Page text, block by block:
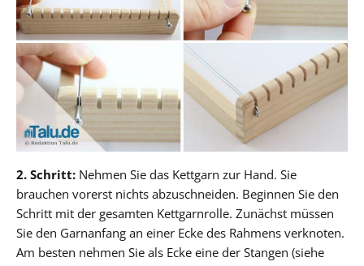
2. Schritt: Nehmen Sie das Kettgarn zur Hand. Sie
brauchen vorerst nichts abzuschneiden. Beginnen Sie den
Schritt mit der gesamten Kettgarnrolle. Zunächst müssen
Sie den Garnanfang an einer Ecke des Rahmens verknoten.
Am besten nehmen Sie als Ecke eine der Stangen (siehe